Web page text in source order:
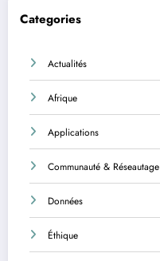
Categories
Actualités
Afrique
Applications
Communauté & Réseautage
Données
Éthique